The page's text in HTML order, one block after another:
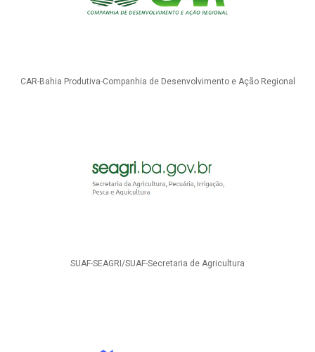
CAR-Bahia Produtiva-Companhia de Desenvolvimento e Ação Regional
SUAF-SEAGRI/SUAF-Secretaria de Agricultura